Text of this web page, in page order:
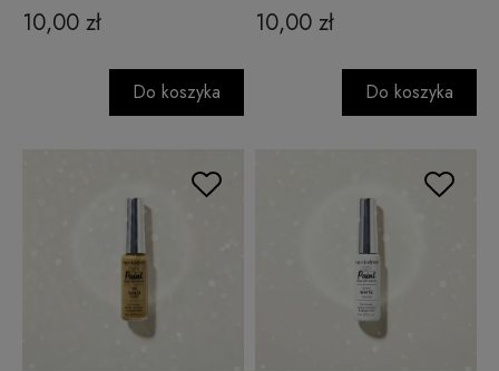
10,00 zł
Do koszyka
10,00 zł
Do koszyka